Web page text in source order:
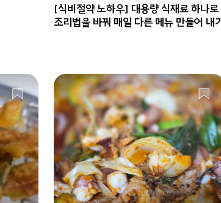
[식비절약 노하우] 대용량 식재료 하나로
조리법을 바꿔 매일 다른 메뉴 만들어 내기